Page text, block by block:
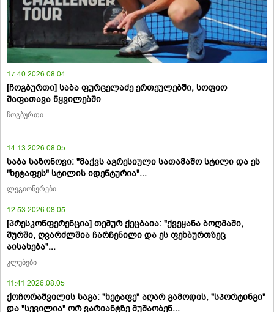
17:40 2026.08.04
[ჩოგბურთი] საბა ფურცელაძე ერთეულებში, სოფიო
შაფათავა წყვილებში
ჩოგბურთი
14:13 2026.08.05
საბა საზონოვი: "მაქვს აგრესიული სათამაშო სტილი და ეს
"ხეტაფეს" სტილის იდენტურია"...
ლეგიონერები
12:53 2026.08.05
[პრესკონფერენცია] თემურ ქეცბაია: "ქვეყანა ბოღმაში,
შურში, ღვარძლშია ჩარჩენილი და ეს ფეხბურთზეც
აისახება"...
კლუბები
11:41 2026.08.05
ქოჩორაშვილის საგა: "ხეტაფე" აღარ გამოდის, "სპორტინგი"
და "სევილია" ორ ვარიანტზე მუშაობენ...